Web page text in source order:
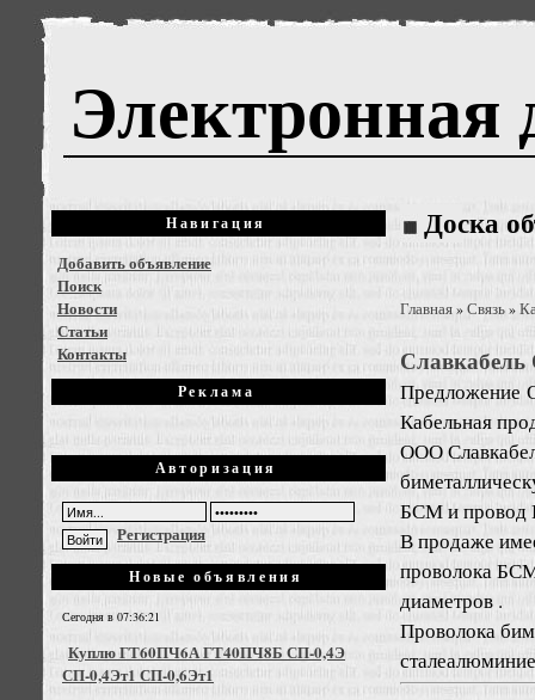
Электронная
Навигация
Добавить объявление
Поиск
Новости
Статьи
Контакты
Реклама
Авторизация
Регистрация
Новые объявления
Сегодня в 07:36:21
Куплю ГТ60ПЧ6А ГТ40ПЧ8Б СП-0,4Э
СП-0,4Эт1 СП-0,6Эт1
Доска
Главная»Связь»
Предложение
Кабельная
ООО
БСМ и провод
В продаже
проволока
диаметров .
Проволока